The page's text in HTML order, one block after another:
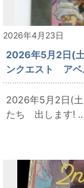
2026年4月23日
2026年5月2日(
ンクエスト ア
2026年5月2日(
たち 出します! ...